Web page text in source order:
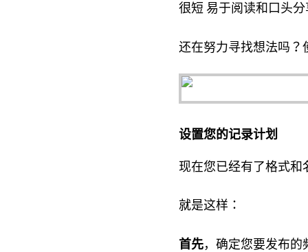
很短 易于阅读和口头
还在努力寻找想法吗？
设置您的记录计划
现在您已经有了格式和
就是这样：
首先，确定您要发布